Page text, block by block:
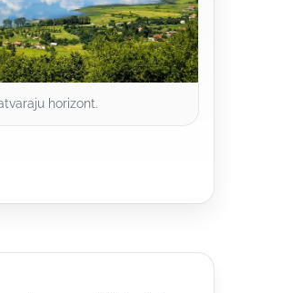
horizont.